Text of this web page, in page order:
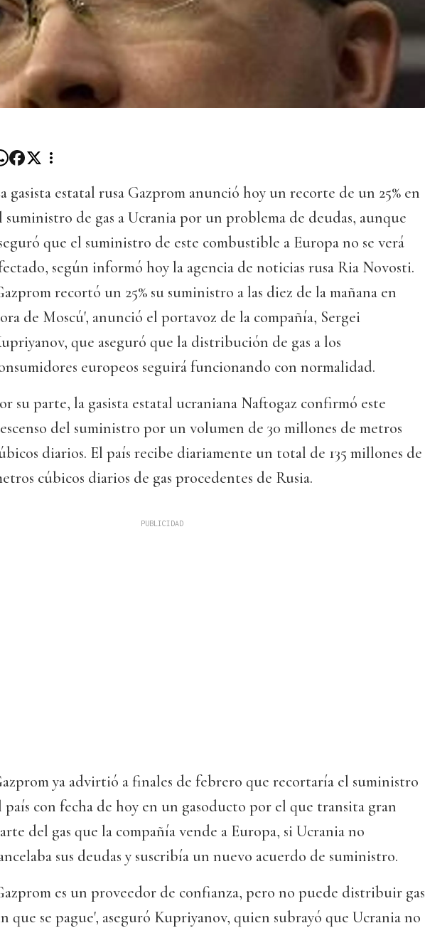
gasista estatal rusa Gazprom anunció hoy un recorte de un 25% en
suministro de gas a Ucrania por un problema de deudas, aunque
que el suministro de este combustible a Europa no se verá
según informó hoy la agencia de noticias rusa Ria Novosti.
recortó un 25% su suministro a las diez de la mañana en
de Moscú', anunció el portavoz de la compañía, Sergei
que aseguró que la distribución de gas a los
europeos seguirá funcionando con normalidad.
su parte, la gasista estatal ucraniana Naftogaz confirmó este
del suministro por un volumen de 30 millones de metros
diarios. El país recibe diariamente un total de 135 millones de
cúbicos diarios de gas procedentes de Rusia.
ya advirtió a finales de febrero que recortaría el suministro
país con fecha de hoy en un gasoducto por el que transita gran
del gas que la compañía vende a Europa, si Ucrania no
sus deudas y suscribía un nuevo acuerdo de suministro.
es un proveedor de confianza, pero no puede distribuir gas
que se pague', aseguró Kupriyanov, quien subrayó que Ucrania no